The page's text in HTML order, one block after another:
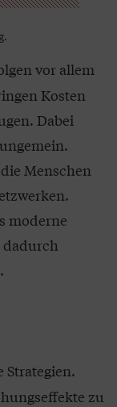
vor allem
Kosten
Dabei
Menschen
moderne
Strategien.
zu